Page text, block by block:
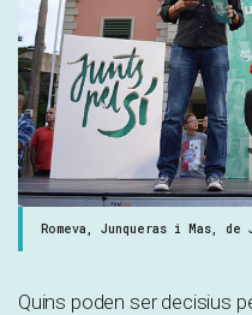
Romeva, Junqueras i Mas,
Quins poden ser decisius